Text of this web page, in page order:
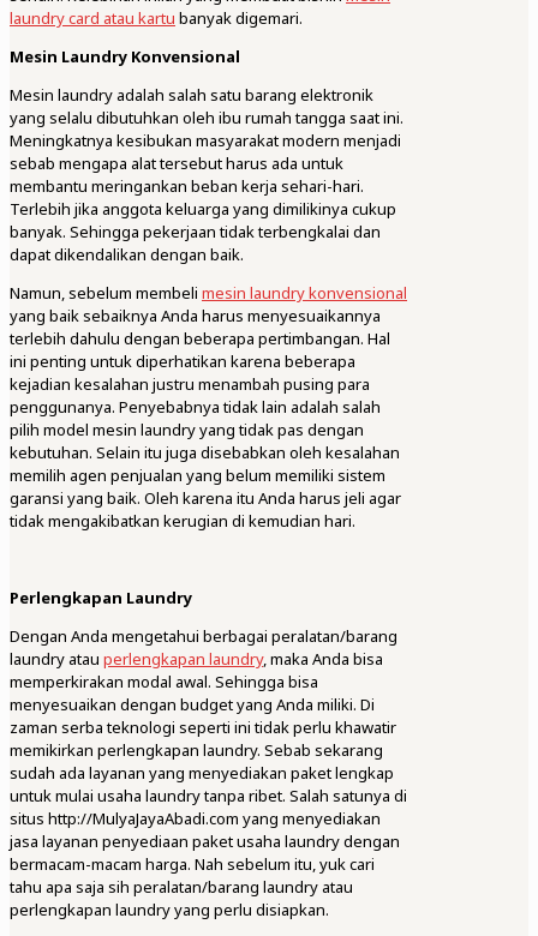
laundry card atau kartu banyak digemari.
Mesin Laundry Konvensional
Mesin laundry adalah salah satu barang elektronik
yang selalu dibutuhkan oleh ibu rumah tangga saat ini.
Meningkatnya kesibukan masyarakat modern menjadi
sebab mengapa alat tersebut harus ada untuk
membantu meringankan beban kerja sehari-hari.
Terlebih jika anggota keluarga yang dimilikinya cukup
banyak. Sehingga pekerjaan tidak terbengkalai dan
dapat dikendalikan dengan baik.
Namun, sebelum membeli mesin laundry konvensional
yang baik sebaiknya Anda harus menyesuaikannya
terlebih dahulu dengan beberapa pertimbangan. Hal
ini penting untuk diperhatikan karena beberapa
kejadian kesalahan justru menambah pusing para
penggunanya. Penyebabnya tidak lain adalah salah
pilih model mesin laundry yang tidak pas dengan
kebutuhan. Selain itu juga disebabkan oleh kesalahan
memilih agen penjualan yang belum memiliki sistem
garansi yang baik. Oleh karena itu Anda harus jeli agar
tidak mengakibatkan kerugian di kemudian hari.
Perlengkapan Laundry
Dengan Anda mengetahui berbagai peralatan/barang
laundry atau perlengkapan laundry, maka Anda bisa
memperkirakan modal awal. Sehingga bisa
menyesuaikan dengan budget yang Anda miliki. Di
zaman serba teknologi seperti ini tidak perlu khawatir
memikirkan perlengkapan laundry. Sebab sekarang
sudah ada layanan yang menyediakan paket lengkap
untuk mulai usaha laundry tanpa ribet. Salah satunya di
situs http://MulyaJayaAbadi.com yang menyediakan
jasa layanan penyediaan paket usaha laundry dengan
bermacam-macam harga. Nah sebelum itu, yuk cari
tahu apa saja sih peralatan/barang laundry atau
perlengkapan laundry yang perlu disiapkan.